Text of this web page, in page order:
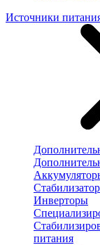
Источники
Инверторы
питания